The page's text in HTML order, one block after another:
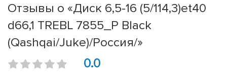
Отзывы о «Диск 6,5-16 (5/114,3)et40
d66,1 TREBL 7855_P Black
(Qashqai/Juke)/Россия/»
0.0